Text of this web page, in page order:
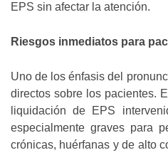
EPS sin afectar la atención.
Riesgos inmediatos para
Uno de los énfasis del
directos sobre los pacientes.
liquidación de EPS
especialmente graves para
crónicas, huérfanas y de alto